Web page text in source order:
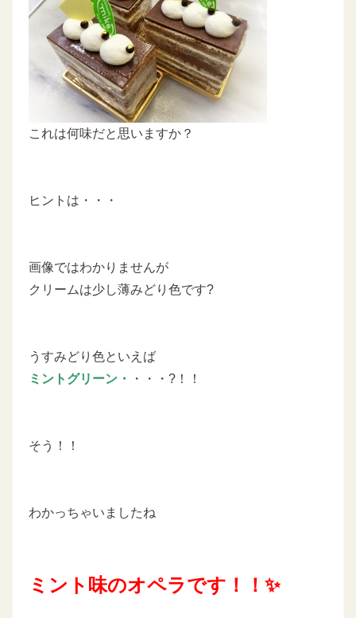
これは何味だと思いますか？
ヒントは・・・
画像ではわかりませんが
クリームは少し薄みどり色です?
うすみどり色といえば
ミントグリーン・
・・・?！！
そう！！
わかっちゃいましたね
ミント味のオペラです！！✨